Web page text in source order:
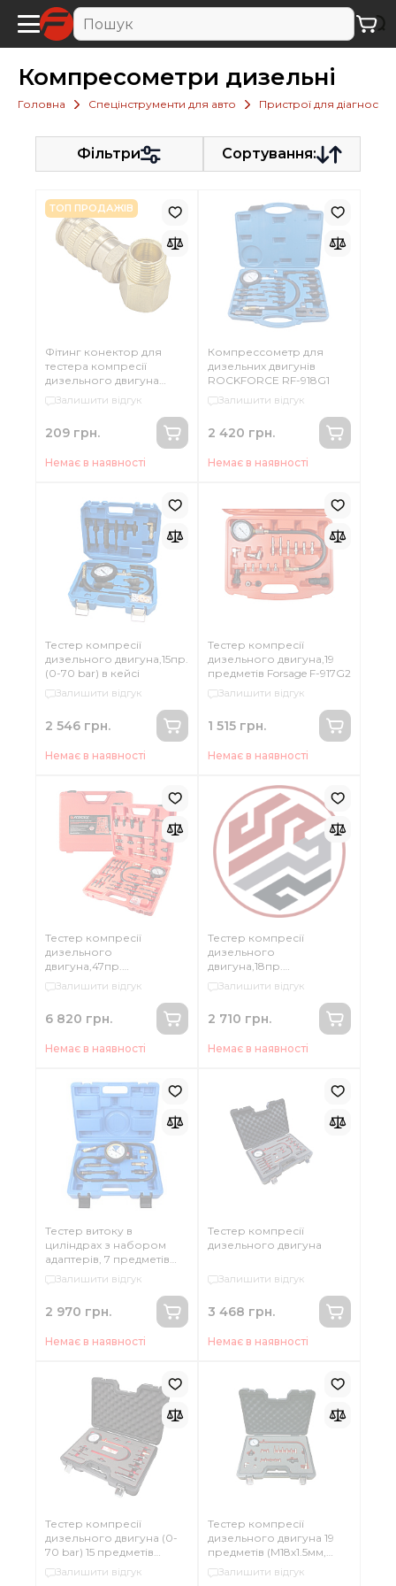
Компресометри дизельні
Головна Спецінструменти для авто Пристрої для
Фільтри Сортування:
ТОП ПРОДАЖІВ
Фітинг конектор для
тестера компресії
дизельного двигуна
917G2 Forsage F-917G2-P
Залишити відгук
209 грн.
Немає в наявності
Компрессометр для
дизельних двигунів
ROCKFORCE RF-918G1
Залишити відгук
2 420 грн.
Немає в наявності
Тестер компресії
дизельного двигуна,15пр.
(0-70 bar) в кейсі
Залишити відгук
2 546 грн.
Немає в наявності
Тестер компресії
дизельного двигуна,19
предметів Forsage F-917G2
Залишити відгук
1 515 грн.
Немає в наявності
Тестер компресії
дизельного
двигуна,47пр.
універсальний, в кейсі
Forsage F-937G1
Залишити відгук
6 820 грн.
Немає в наявності
Тестер компресії
дизельного
двигуна,18пр.
універсальний, в кейсі
Залишити відгук
2 710 грн.
Немає в наявності
Тестер витоку в
циліндрах з набором
адаптерів, 7 предметів
ROCKFORCE RF-4011217
Залишити відгук
2 970 грн.
Немає в наявності
Тестер компресії
дизельного двигуна
Залишити відгук
3 468 грн.
Немає в наявності
Тестер компресії
дизельного двигуна (0-
70 bar) 15 предметів
Forsage F-913G1HD
Залишити відгук
Тестер компресії
дизельного двигуна 19
предметів (М18х1.5мм,
М24х2.0мм, М24х1.5мм,
М10х1.0х68мм,
Залишити відгук